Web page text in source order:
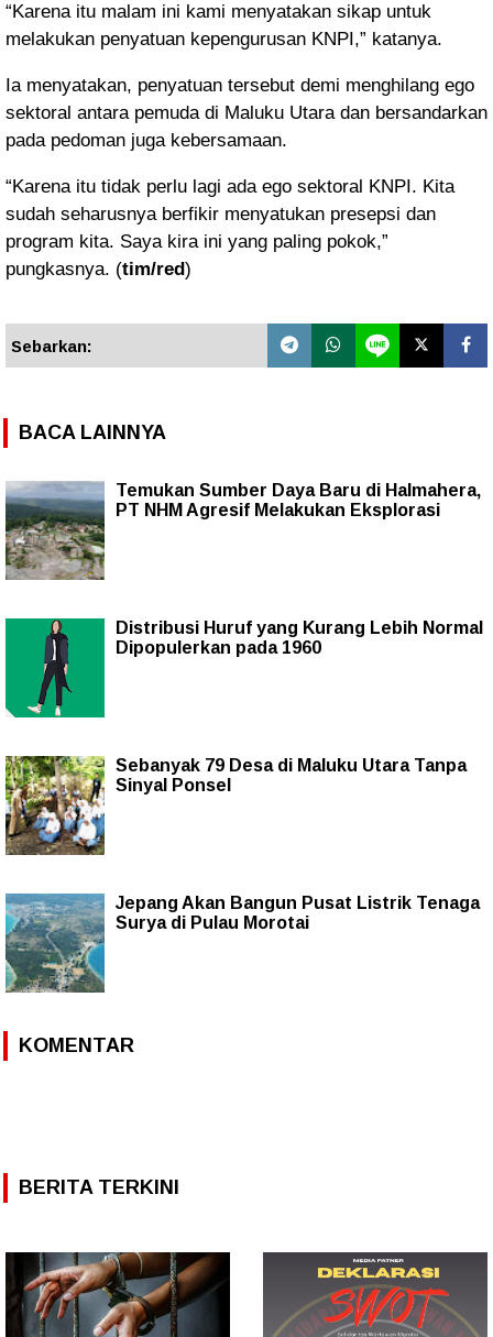
“Karena itu malam ini kami menyatakan sikap untuk
melakukan penyatuan kepengurusan KNPI,” katanya.
Ia menyatakan, penyatuan tersebut demi menghilang ego
sektoral antara pemuda di Maluku Utara dan bersandarkan
pada pedoman juga kebersamaan.
“Karena itu tidak perlu lagi ada ego sektoral KNPI. Kita
sudah seharusnya berfikir menyatukan presepsi dan
program kita. Saya kira ini yang paling pokok,”
pungkasnya. (tim/red)
Sebarkan:
BACA LAINNYA
Temukan Sumber Daya Baru di Halmahera,
PT NHM Agresif Melakukan Eksplorasi
Distribusi Huruf yang Kurang Lebih Normal
Dipopulerkan pada 1960
Sebanyak 79 Desa di Maluku Utara Tanpa
Sinyal Ponsel
Jepang Akan Bangun Pusat Listrik Tenaga
Surya di Pulau Morotai
KOMENTAR
BERITA TERKINI